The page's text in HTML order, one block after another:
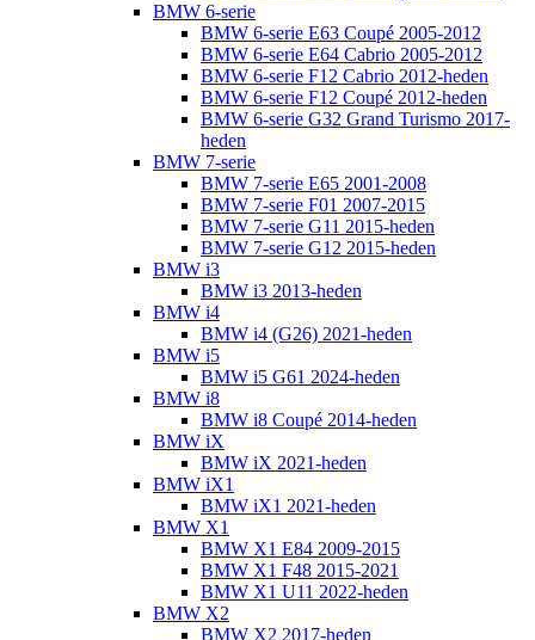
BMW 6-serie
BMW 6-serie E63 Coupé 2005-2012
BMW 6-serie E64 Cabrio 2005-2012
BMW 6-serie F12 Cabrio 2012-heden
BMW 6-serie F12 Coupé 2012-heden
BMW 6-serie G32 Grand Turismo 2017-
heden
BMW 7-serie
BMW 7-serie E65 2001-2008
BMW 7-serie F01 2007-2015
BMW 7-serie G11 2015-heden
BMW 7-serie G12 2015-heden
BMW i3
BMW i3 2013-heden
BMW i4
BMW i4 (G26) 2021-heden
BMW i5
BMW i5 G61 2024-heden
BMW i8
BMW i8 Coupé 2014-heden
BMW iX
BMW iX 2021-heden
BMW iX1
BMW iX1 2021-heden
BMW X1
BMW X1 E84 2009-2015
BMW X1 F48 2015-2021
BMW X1 U11 2022-heden
BMW X2
BMW X2 2017-heden